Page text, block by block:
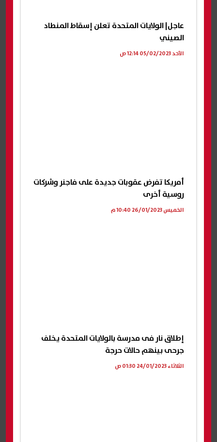
عاجل| الولايات المتحدة تعلن إسقاط المنطاد
الصيني
الأحد 05/02/2023 12:14 ص
أمريكا تفرض عقوبات جديدة على فاجنر وشركات
روسية أخرى
الخميس 26/01/2023 10:40 م
إطلاق نار فى مدرسة بالولايات المتحدة يخلف
جرحى بينهم حالات حرجة
الثلاثاء 24/01/2023 01:30 ص